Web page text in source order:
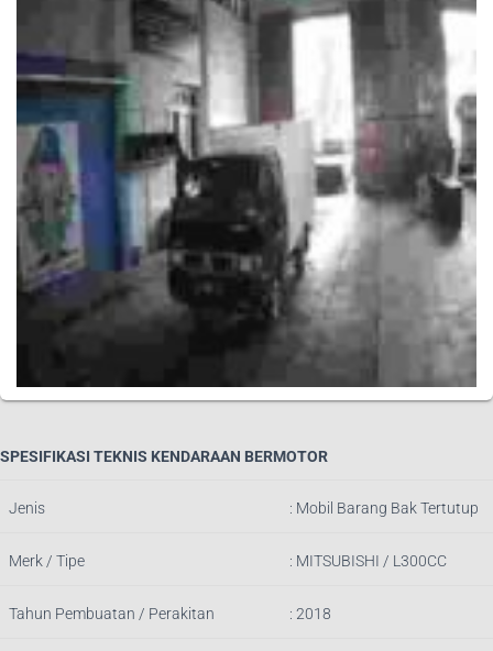
SPESIFIKASI TEKNIS KENDARAAN BERMOTOR
Jenis : Mobil Barang Bak Tertutup
Merk / Tipe : MITSUBISHI / L300CC
Tahun Pembuatan / Perakitan : 2018